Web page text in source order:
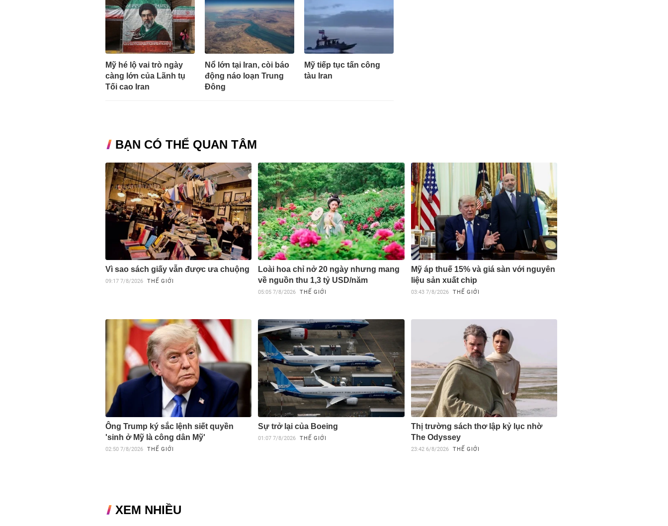
Mỹ hé lộ vai trò ngày
càng lớn của Lãnh tụ
Tối cao Iran
Nổ lớn tại Iran, còi báo
động náo loạn Trung
Đông
Mỹ tiếp tục tấn công
tàu Iran
BẠN CÓ THỂ QUAN TÂM
Vì sao sách giấy vẫn được ưa chuộng
09:17 7/8/2026 THẾ GIỚI
Loài hoa chỉ nở 20 ngày nhưng mang
về nguồn thu 1,3 tỷ USD/năm
05:05 7/8/2026 THẾ GIỚI
Mỹ áp thuế 15% và giá sàn với nguyên
liệu sản xuất chip
03:43 7/8/2026 THẾ GIỚI
Ông Trump ký sắc lệnh siết quyền
'sinh ở Mỹ là công dân Mỹ'
02:50 7/8/2026 THẾ GIỚI
Sự trở lại của Boeing
01:07 7/8/2026 THẾ GIỚI
Thị trường sách thơ lập kỷ lục nhờ
The Odyssey
23:42 6/8/2026 THẾ GIỚI
XEM NHIỀU